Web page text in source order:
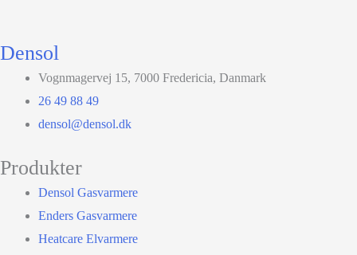
Densol
Vognmagervej 15, 7000 Fredericia, Danmark
26 49 88 49
densol@densol.dk
Produkter
Densol Gasvarmere
Enders Gasvarmere
Heatcare Elvarmere